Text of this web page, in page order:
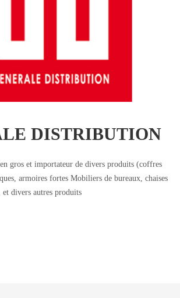
DISTRIBUTION
gros et importateur de divers produits (coffres
armoires fortes Mobiliers de bureaux, chaises
divers autres produits